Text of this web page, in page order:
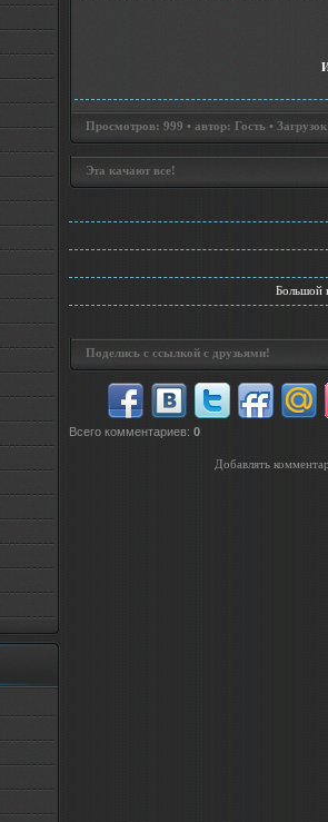
Просмотров: 999 • автор: Гость •
Эта качают все!
Большой
Поделись с ссылкой с друзьями!
Всего комментариев: 0
Добавлять